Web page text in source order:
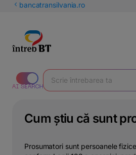
latineștibancatransilvania.ro
Cum știu că sunt
Prosumatori sunt persoanele